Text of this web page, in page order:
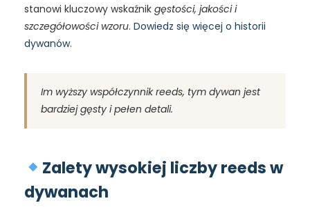
stanowi kluczowy wskaźnik gęstości, jakości i
szczegółowości wzoru. Dowiedz się więcej o historii
dywanów.
Im wyższy współczynnik reeds, tym dywan jest
bardziej gęsty i pełen detali.
Zalety wysokiej liczby reeds w
dywanach